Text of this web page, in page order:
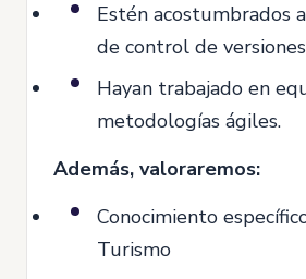
Estén acostumbrados
de control de
Hayan trabajado en
metodologías ágiles.
Además, valoraremos:
Conocimiento
Turismo